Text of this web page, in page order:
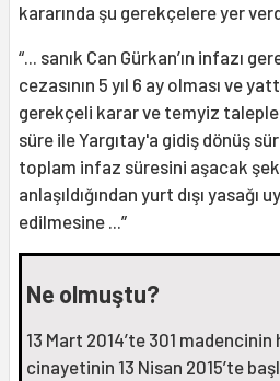
kararında şu gerekçelere yer
“... sanık Can Gürkan’ın infazı
cezasının 5 yıl 6 ay olması ve
gerekçeli karar ve temyiz
süre ile Yargıtay'a gidiş dönüş
toplam infaz süresini aşacak
anlaşıldığından yurt dışı
edilmesine ...”
Ne olmuştu?
13 Mart 2014’te 301
cinayetinin 13 Nisan 2015’te